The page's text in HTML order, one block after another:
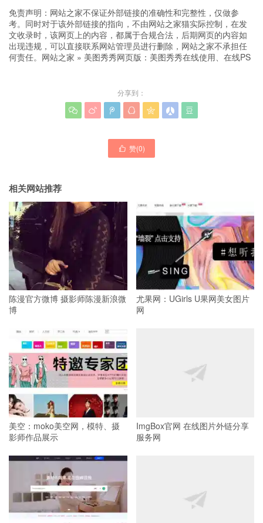
免责声明：网站之家不保证外部链接的准确性和完整性，仅做参
考。同时对于该外部链接的指向，不由网站之家猫实际控制，在发
文收录时，该网页上的内容，都属于合规合法，后期网页的内容如
出现违规，可以直接联系网站管理员进行删除，网站之家不承担任
何责任。 网站之家 » 美图秀秀网页版：美图秀秀在线使用、在线PS
分享到：
      
 赞(0)
相关网站推荐
陈漫官方微博 摄影师陈漫新浪微
博
尤果网：UGirls U果网美女图片
网
美空：moko美空网，模特、摄
影师作品展示
ImgBox官网 在线图片外链分享
服务网